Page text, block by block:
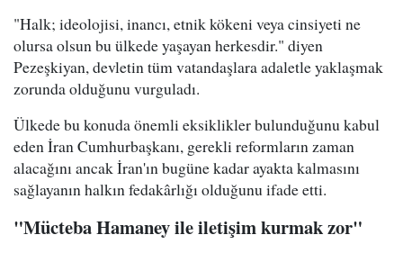
"Halk; ideolojisi, inancı, etnik kökeni veya cinsiyeti ne
olursa olsun bu ülkede yaşayan herkesdir." diyen
Pezeşkiyan, devletin tüm vatandaşlara adaletle yaklaşmak
zorunda olduğunu vurguladı.
Ülkede bu konuda önemli eksiklikler bulunduğunu kabul
eden İran Cumhurbaşkanı, gerekli reformların zaman
alacağını ancak İran'ın bugüne kadar ayakta kalmasını
sağlayanın halkın fedakârlığı olduğunu ifade etti.
"Mücteba Hamaney ile iletişim kurmak zor"